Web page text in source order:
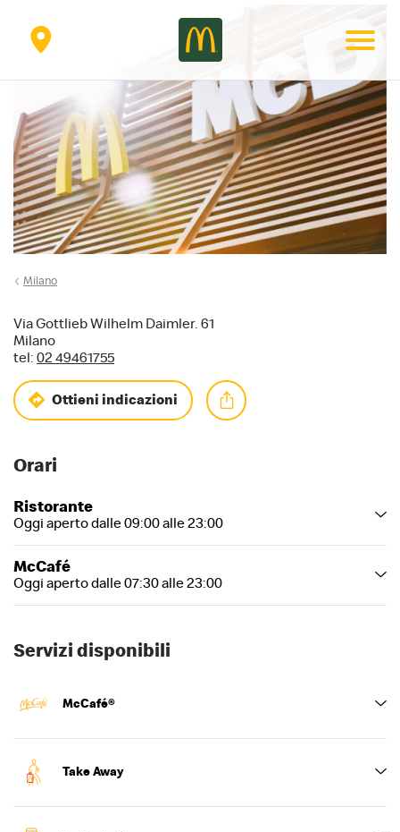
menu
Milano
Via Gottlieb Wilhelm Daimler. 61
Milano
tel: 02 49461755
Ottieni indicazioni
Orari
Ristorante
Oggi aperto dalle 09:00 alle 23:00
McCafé
Oggi aperto dalle 07:30 alle 23:00
Servizi disponibili
McCafé®
Take Away